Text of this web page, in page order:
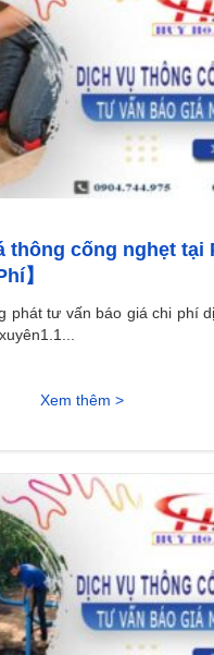
thông cống nghẹt tại
】
phát tư vấn báo giá chi phí
Xem thêm >